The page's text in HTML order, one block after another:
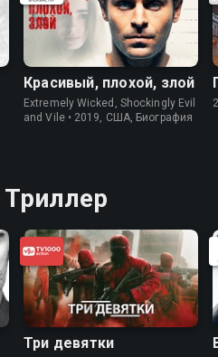
Красивый, плохой, злой
Extremely Wicked, Shockingly Evil
and Vile • 2019, США, Биография
Три девятки